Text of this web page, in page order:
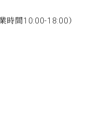
間10:00-18:00）